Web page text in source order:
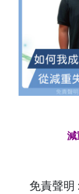
減
免責聲明